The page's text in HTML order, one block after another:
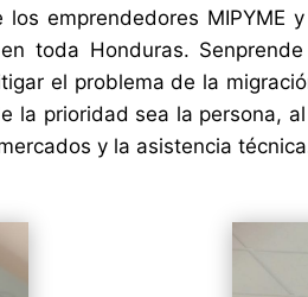
emprendedores
toda Honduras.
el problema de la
la prioridad sea la persona,
y la asistencia